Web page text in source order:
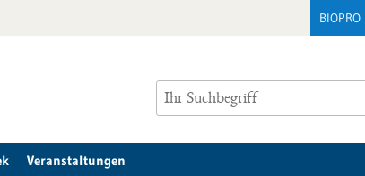
BIOPRO
Veranstaltungen